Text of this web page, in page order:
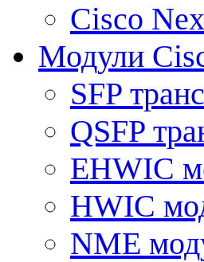
Cisco
Модули
SFP
QSFP
EHWIC
HWIC
NME